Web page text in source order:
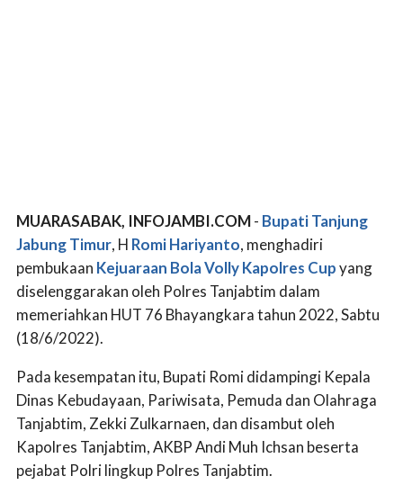
MUARASABAK, INFOJAMBI.COM- Bupati Tanjung
Jabung Timur, H Romi Hariyanto, menghadiri
pembukaan Kejuaraan Bola Volly Kapolres Cupyang
diselenggarakan oleh Polres Tanjabtim dalam
memeriahkan HUT 76 Bhayangkara tahun 2022, Sabtu
(18/6/2022).
Pada kesempatan itu, Bupati Romi didampingi Kepala
Dinas Kebudayaan, Pariwisata, Pemuda dan Olahraga
Tanjabtim, Zekki Zulkarnaen, dan disambut oleh
Kapolres Tanjabtim, AKBP Andi Muh Ichsan beserta
pejabat Polri lingkup Polres Tanjabtim.